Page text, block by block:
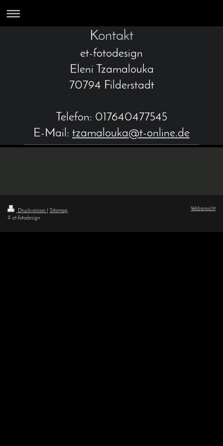
Kontakt
et-fotodesign
Eleni Tzamalouka
70794 Filderstadt
Telefon: 017640477545
E-Mail: tzamalouka@t-online.de
Druckversion
Sitemap
© et-fotodesign
Webansicht